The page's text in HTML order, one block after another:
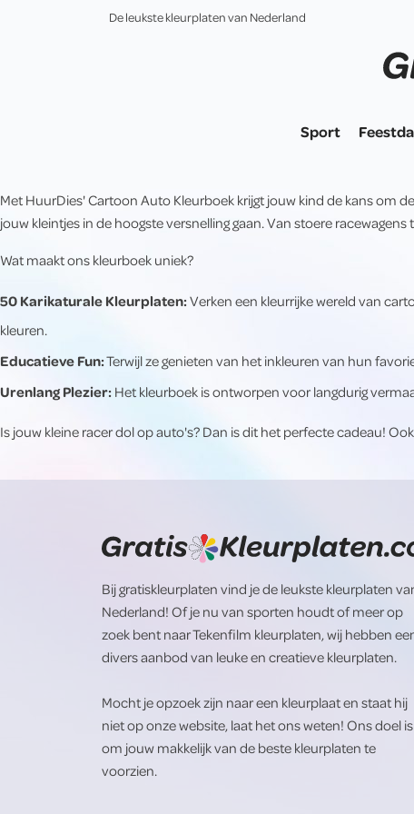
De leukste kleurplaten van Nederland
Sport
Met HuurDies' Cartoon Auto Kleurboek krijgt jouw kind de kans om
jouw kleintjes in de hoogste versnelling gaan. Van stoere
Wat maakt ons kleurboek uniek?
50 Karikaturale Kleurplaten:Verken een kleurrijke wereld van
kleuren.
Educatieve Fun:Terwijl ze genieten van het inkleuren van hun
Urenlang Plezier: Het kleurboek is ontworpen voor langdurig
Is jouw kleine racer dol op auto's? Dan is dit het perfecte cadeau!
Bij gratiskleurplaten vind je de leukste kleurplaten
Nederland! Of je nu van sporten houdt of meer op
zoek bent naar Tekenfilm kleurplaten, wij hebben
divers aanbod van leuke en creatieve kleurplaten.
Mocht je opzoek zijn naar een kleurplaat en staat hij
niet op onze website, laat het ons weten! Ons doel is
om jouw makkelijk van de beste kleurplaten te
voorzien.